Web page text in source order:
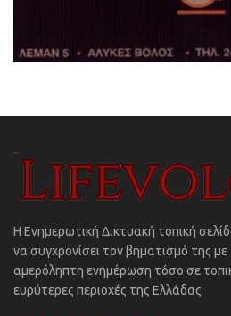
Η Ενημερωτική Δικτυακή τοπική
να συγχρονίσει τον βηματισμό της
αμερόληπτη ενημέρωση τόσο σε
ευρύτερες περιοχές της Ελλάδας